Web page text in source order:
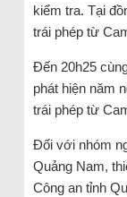
kiểm tra. Tại
trái phép từ
Đến 20h25
phát hiện năm
trái phép từ
Đối với nhóm
Quảng Nam,
Công an tỉnh